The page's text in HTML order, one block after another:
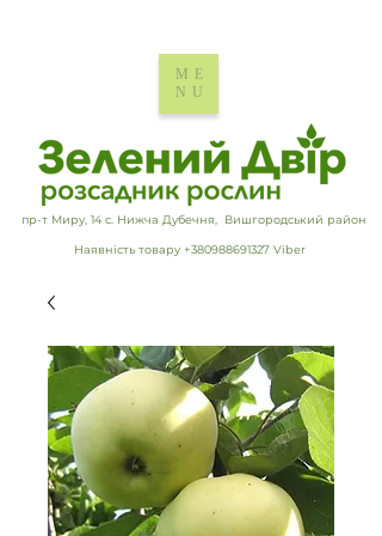
пр-т Миру, 14 с. Нижча Дубечня, Вишгородський район
Наявність товару +380988691327 Viber
ME
NU